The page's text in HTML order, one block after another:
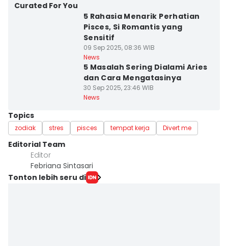
Curated For You
5 Rahasia Menarik Perhatian
Pisces, Si Romantis yang
Sensitif
09 Sep 2025, 08:36 WIB
News
5 Masalah Sering Dialami Aries
dan Cara Mengatasinya
30 Sep 2025, 23:46 WIB
News
Topics
zodiak stres pisces tempat kerja Divert me
Editorial Team
Editor
Febriana Sintasari
Tonton lebih seru di